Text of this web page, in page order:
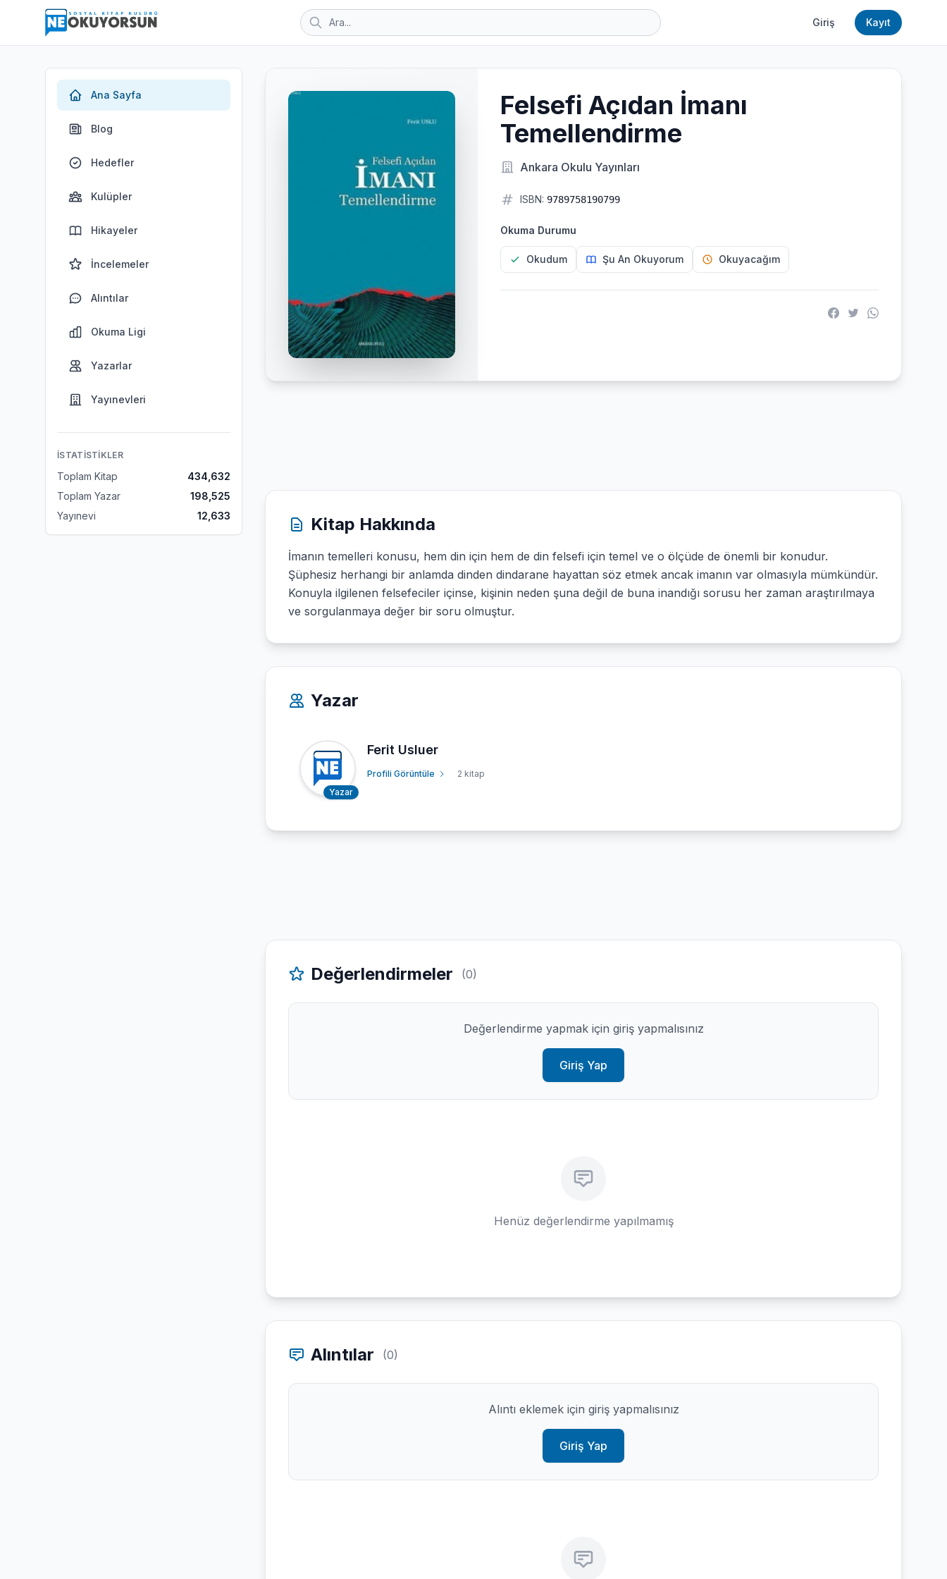
Giriş Kayıt
Ana Sayfa
Blog
Hedefler
Kulüpler
Hikayeler
İncelemeler
Alıntılar
Okuma Ligi
Yazarlar
Yayınevleri
İSTATISTIKLER
Toplam Kitap
434,632
Toplam Yazar
198,525
Yayınevi
12,633
Felsefi Açıdan İmanı
Temellendirme
Ankara Okulu Yayınları
ISBN: 9789758190799
Okuma Durumu
Okudum Şu An Okuyorum Okuyacağım
Kitap Hakkında
İmanın temelleri konusu, hem din için hem de din felsefi için temel ve o ölçüde de önemli bir konudur.
Şüphesiz herhangi bir anlamda dinden dindarane hayattan söz etmek ancak imanın var olmasıyla mümkündür.
Konuyla ilgilenen felsefeciler içinse, kişinin neden şuna değil de buna inandığı sorusu her zaman araştırılmaya
ve sorgulanmaya değer bir soru olmuştur.
Yazar
Yazar
Ferit Usluer
Profili Görüntüle 2 kitap
Değerlendirmeler (0)
Değerlendirme yapmak için giriş yapmalısınız
Giriş Yap
Henüz değerlendirme yapılmamış
Alıntılar (0)
Alıntı eklemek için giriş yapmalısınız
Giriş Yap